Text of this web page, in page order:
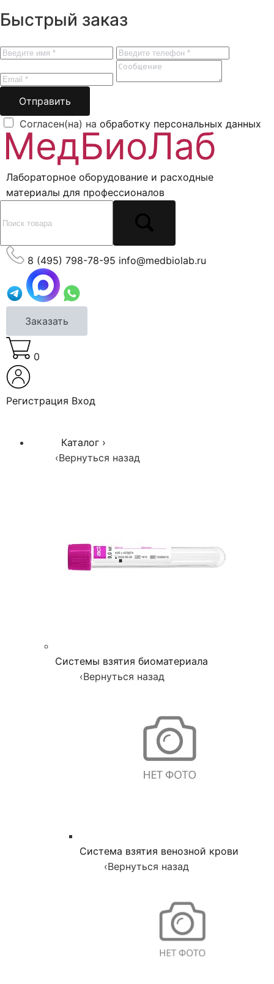
Быстрый заказ
Отправить
Согласен(на) на обработку персональных данных
Лабораторное оборудование и расходные
материалы для профессионалов
8 (495) 798-78-95 info@medbiolab.ru
Заказать
0
Регистрация Вход
Каталог ›
‹Вернуться назад
Системы взятия биоматериала
‹Вернуться назад
Система взятия венозной крови
‹Вернуться назад